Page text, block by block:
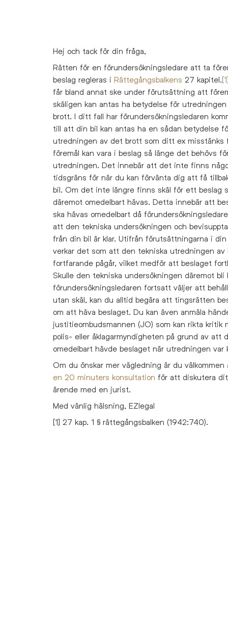
Hej och tack för din fråga,
Rätten för en förundersökningsledare att ta
beslag regleras i Rättegångsbalkens 27 kapitel.
får bland annat ske under förutsättning att
skäligen kan antas ha betydelse för
brott. I ditt fall har förundersökningsledaren
till att din bil kan antas ha en sådan betydelse
utredningen av det brott som ditt ex misstänks
föremål kan vara i beslag så länge det behövs
utredningen. Det innebär att det inte finns
tidsgräns för när du kan förvänta dig att få
bil. Om det inte längre finns skäl för ett beslag
däremot omedelbart hävas. Detta innebär att
ska hävas omedelbart då
att den tekniska undersökningen och
från din bil är klar. Utifrån förutsättningarna i
verkar det som att den tekniska utredningen av
fortfarande pågår, vilket medför att beslaget
Skulle den tekniska undersökningen däremot bli
förundersökningsledaren fortsatt väljer att
utan skäl, kan du alltid begära att tingsrätten
om att häva beslaget. Du kan även anmäla
justitieombudsmannen (JO) som kan rikta kritik
polis- eller åklagarmyndigheten på grund av att
omedelbart hävde beslaget när utredningen var
Om du önskar mer vägledning är du
en 20 minuters konsultation för att diskutera
ärende med en jurist.
Med vänlig hälsning, EZlegal
[1] 27 kap. 1 § rättegångsbalken (1942:740).